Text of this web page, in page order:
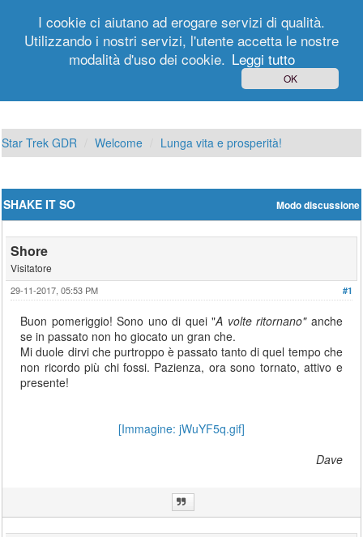
Registrati
Star Trek GDR Welcome Lunga vita e prosperità!
Modo discussione
SHAKE IT SO
Shore
Visitatore
#1
29-11-2017, 05:53 PM
Buon pomeriggio! Sono uno di quei "A volte ritornano"anche
se in passato non ho giocato un gran che.
Mi duole dirvi che purtroppo è passato tanto di quel tempo che
non ricordo più chi fossi. Pazienza, ora sono tornato, attivo e
presente!
[Immagine: jWuYF5q.gif]
Dave
I cookie ci aiutano ad erogare servizi di qualità.
Utilizzando i nostri servizi, l'utente accetta le nostre
modalità d'uso dei cookie. Leggi tutto
OK